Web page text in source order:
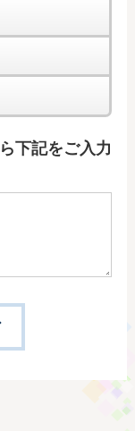
下記をご入力